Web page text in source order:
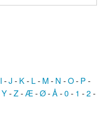
I -J - K- L- M- N -O- P -
Y-Z-Æ-Ø-Å-0 - 1 -2-